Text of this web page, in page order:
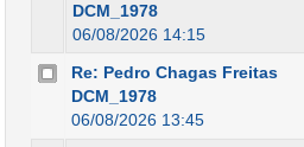
DCM_1978
06/08/2026 14:15
Re: Pedro Chagas Freitas
DCM_1978
06/08/2026 13:45